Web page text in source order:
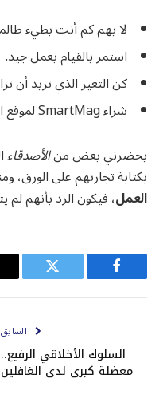
لا يهم كم أنت بطيء
استمر بالقيام بعمل جيد.
كن التغير الذي تريد أن
شراء SmartMag لموقع الويب الخاص بك.
يحضرني بعض منالأصدقاء
بكتابة تجاربهم على الورق،
العمل، فيكون الرد بأنهم لم
فيسبوك تويتر
السابق
السلوك الأخلاقي الرفيع..
معضلة كبرى لدى الغافلين